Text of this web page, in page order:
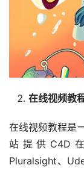
在线视频教
在线视频教程是
站提供C4D
Pluralsight、